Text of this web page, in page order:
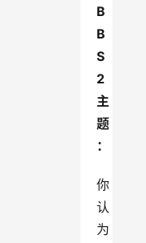
B
B
S
2
主
题
：
你
认
为